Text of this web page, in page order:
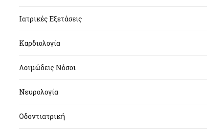
Ιατρικές Εξετάσεις
Καρδιολογία
Λοιμώδεις Νόσοι
Νευρολογία
Οδοντιατρική